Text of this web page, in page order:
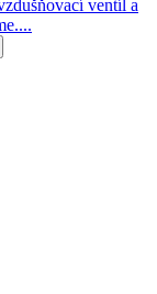
ventíl a